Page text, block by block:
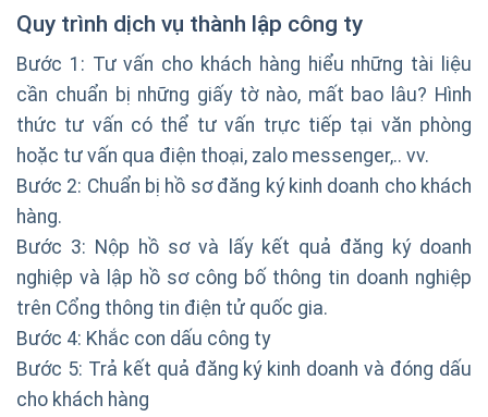
Quy trình dịch vụ thành lập công ty
Bước 1: Tư vấn cho khách hàng hiểu những tài liệu
cần chuẩn bị những giấy tờ nào, mất bao lâu? Hình
thức tư vấn có thể tư vấn trực tiếp tại văn phòng
hoặc tư vấn qua điện thoại, zalo messenger,.. vv.
Bước 2: Chuẩn bị hồ sơ đăng ký kinh doanh cho khách
hàng.
Bước 3: Nộp hồ sơ và lấy kết quả đăng ký doanh
nghiệp và lập hồ sơ công bố thông tin doanh nghiệp
trên Cổng thông tin điện tử quốc gia.
Bước 4: Khắc con dấu công ty
Bước 5: Trả kết quả đăng ký kinh doanh và đóng dấu
cho khách hàng